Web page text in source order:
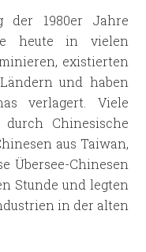
1980er Jahre
heute in vielen
existierten
und haben
verlagert. Viele
Chinesische
aus Taiwan,
Übersee-Chinesen
Stunde und legten
in der alten